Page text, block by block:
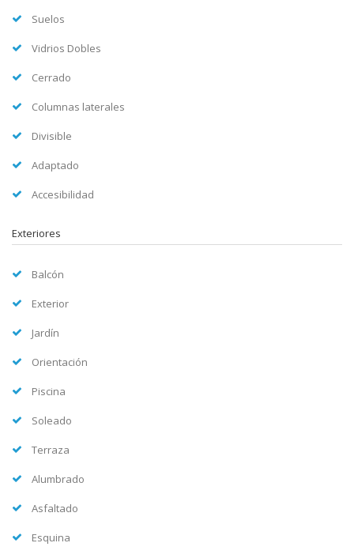
Suelos
Vidrios Dobles
Cerrado
Columnas laterales
Divisible
Adaptado
Accesibilidad
Exteriores
Balcón
Exterior
Jardín
Orientación
Piscina
Soleado
Terraza
Alumbrado
Asfaltado
Esquina